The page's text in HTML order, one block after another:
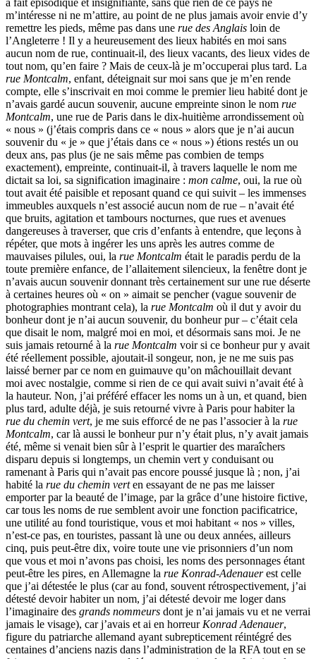
m’intéresse ni ne m’attire, au point de ne plus jamais avoir envie d’y
remettre les pieds, même pas dans une rue des Anglais loin de
l’Angleterre ! Il y a heureusement des lieux habités en moi sans
aucun nom de rue, continuait-il, des lieux vacants, des lieux vides de
tout nom, qu’en faire ? Mais de ceux-là je m’occuperai plus tard. La
rue Montcalm, enfant, déteignait sur moi sans que je m’en rende
compte, elle s’inscrivait en moi comme le premier lieu habité dont je
n’avais gardé aucun souvenir, aucune empreinte sinon le nom rue
Montcalm, une rue de Paris dans le dix-huitième arrondissement où
« nous » (j’étais compris dans ce « nous » alors que je n’ai aucun
souvenir du « je » que j’étais dans ce « nous ») étions restés un ou
deux ans, pas plus (je ne sais même pas combien de temps
exactement), empreinte, continuait-il, à travers laquelle le nom me
dictait sa loi, sa signification imaginaire : mon calme, oui, la rue où
tout avait été paisible et reposant quand ce qui suivit – les immenses
immeubles auxquels n’est associé aucun nom de rue – n’avait été
que bruits, agitation et tambours nocturnes, que rues et avenues
dangereuses à traverser, que cris d’enfants à entendre, que leçons à
répéter, que mots à ingérer les uns après les autres comme de
mauvaises pilules, oui, la rue Montcalm était le paradis perdu de la
toute première enfance, de l’allaitement silencieux, la fenêtre dont je
n’avais aucun souvenir donnant très certainement sur une rue déserte
à certaines heures où « on » aimait se pencher (vague souvenir de
photographies montrant cela), la rue Montcalm où il dut y avoir du
bonheur dont je n’ai aucun souvenir, du bonheur pur – c’était cela
que disait le nom, malgré moi en moi, et désormais sans moi. Je ne
suis jamais retourné à la rue Montcalm voir si ce bonheur pur y avait
été réellement possible, ajoutait-il songeur, non, je ne me suis pas
laissé berner par ce nom en guimauve qu’on mâchouillait devant
moi avec nostalgie, comme si rien de ce qui avait suivi n’avait été à
la hauteur. Non, j’ai préféré effacer les noms un à un, et quand, bien
plus tard, adulte déjà, je suis retourné vivre à Paris pour habiter la
rue du chemin vert, je me suis efforcé de ne pas l’associer à la rue
Montcalm, car là aussi le bonheur pur n’y était plus, n’y avait jamais
été, même si venait bien sûr à l’esprit le quartier des maraîchers
disparu depuis si longtemps, un chemin vert y conduisant ou
ramenant à Paris qui n’avait pas encore poussé jusque là ; non, j’ai
habité la rue du chemin verten essayant de ne pas me laisser
emporter par la beauté de l’image, par la grâce d’une histoire fictive,
car tous les noms de rue semblent avoir une fonction pacificatrice,
une utilité au fond touristique, vous et moi habitant « nos » villes,
n’est-ce pas, en touristes, passant là une ou deux années, ailleurs
cinq, puis peut-être dix, voire toute une vie prisonniers d’un nom
que vous et moi n’avons pas choisi, les noms des personnages étant
peut-être les pires, en Allemagne la rue Konrad-Adenauerest celle
que j’ai détestée le plus (car au fond, souvent rétrospectivement, j’ai
détesté devoir habiter un nom, j’ai détesté devoir me loger dans
l’imaginaire des grands nommeurs dont je n’ai jamais vu et ne verrai
jamais le visage), car j’avais et ai en horreur Konrad Adenauer,
figure du patriarche allemand ayant subrepticement réintégré des
centaines d’anciens nazis dans l’administration de la RFA tout en se